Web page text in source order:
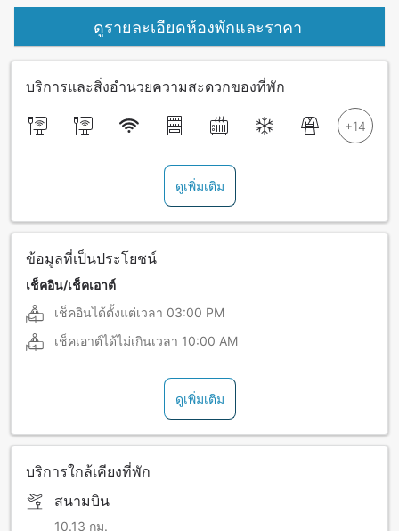
ดูรายละเอียดห้องพักและราคา
บริการและสิ่งอำนวยความสะดวกของที่พัก
ดูเพิ่มเติม
ข้อมูลที่เป็นประโยชน์
เช็คอิน/เช็คเอาต์
เช็คอินได้ตั้งแต่เวลา 03:00 PM
เช็คเอาต์ได้ไม่เกินเวลา 10:00 AM
ดูเพิ่มเติม
บริการใกล้เคียงที่พัก
สนามบิน
10.13 กม.